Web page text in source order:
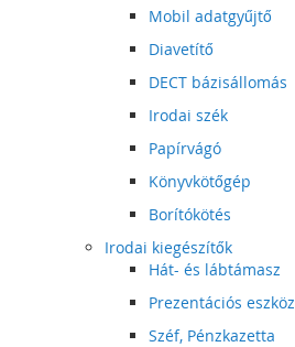
Mobil adatgyűjtő
Diavetítő
DECT bázisállomás
Irodai szék
Papírvágó
Könyvkötőgép
Borítókötés
Irodai kiegészítők
Hát- és lábtámasz
Prezentációs eszköz
Széf, Pénzkazetta